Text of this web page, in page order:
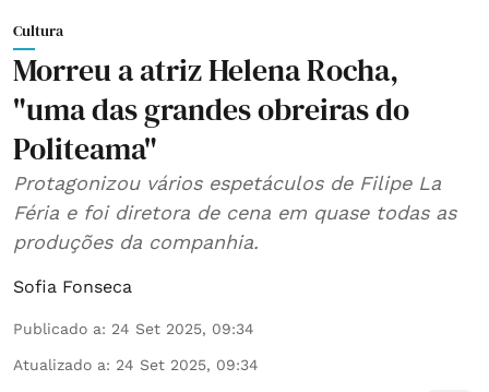
Cultura
Morreu a atriz Helena Rocha,
"uma das grandes obreiras do
Politeama"
Protagonizou vários espetáculos de Filipe La
Féria e foi diretora de cena em quase todas as
produções da companhia.
Sofia Fonseca
Publicado a: 24 Set 2025, 09:34
Atualizado a: 24 Set 2025, 09:34